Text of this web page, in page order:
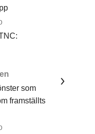
en
som
framställts